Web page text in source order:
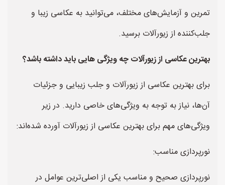
تمرین و آزمایش‌های مختلف، می‌توانید به عکاسی زیبا و
جلب‌کننده از زیورآلات برسید.
بهترین عکاسی از زیورآلات چه ویژگی هایی باید داشته باشد؟
برای بهترین عکاسی از زیورآلات و جلب زیبایی و جزئیات
آن‌ها، نیاز به توجه به ویژگی‌های خاصی دارید. در زیر
ویژگی‌های مهم برای بهترین عکاسی از زیورآلات آورده شده‌اند:
نورپردازی مناسب:
نورپردازی صحیح و مناسب یکی از اصلی‌ترین عوامل در